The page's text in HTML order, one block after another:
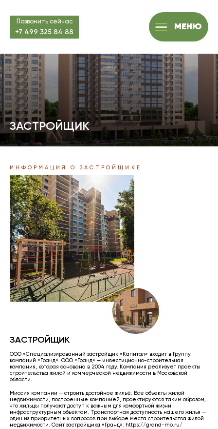
Позвонить сейчас
+7 499 325 84 88
МЕНЮ
ЗАСТРОЙЩИК
ИНФОРМАЦИЯ О ЗАСТРОЙЩИКЕ
ЗАСТРОЙЩИК
ООО «Специализированный застройщик «Капитал» входит в Группу
компаний «Гранд». ООО «Гранд» — инвестиционно-строительная
компания, которая основана в 2004 году. Компания реализует проекты
строительства жилой и коммерческой недвижимости в Московской
области.
Миссия компании — строить достойное жильё. Все объекты жилой
недвижимости, построенные компанией, проектируются таким образом,
что жильцы получают доступ к важным для комфортной жизни
инфраструктурным объектам. Транспортная доступность нашего жилья —
один из приоритетных вопросов при выборе места строительства жилой
недвижимости. Сайт застройщика «Гранд»: https://grand-mo.ru/